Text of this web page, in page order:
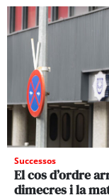
Successos
El cos d’ordre
dimecres i la